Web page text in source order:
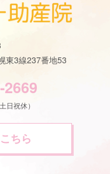
東3線237番地53
2669
日祝休）
ちら